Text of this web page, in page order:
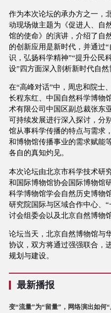
作为本次论坛的承办方之一，
动现场做主题为《促进人、自
馆的使命》的演讲，介绍了自
的创新应用是新时代，并通过
识，弘扬科学精神”“提升公民
设”四方面深入剖析新时代自然
在“高峰对话”中，周忠和院士
长程东红、中国自然科学博物
术有限公司中国区副总裁张东
可持续发展进行深入探讨，分
馆从事科学传播的特点与需求
和博物馆传播事业的需求赋能
各自的真知灼见。
本次论坛由北京市科学技术研
和国际博物馆协会国际博物馆
科学博物馆学会自然历史博物
研究院国际与区域合作中心、
讨会组委会以及北京自然博物
论坛当天，北京自然博物馆与
协议，双方将通过强强联合，
规划与建设。
最新播报
变“流量”为“留量”，网络演出如何“